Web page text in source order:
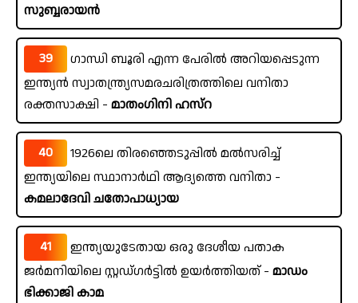
സുബ്ബരായൻ
39
ഗാന്ധി ബൂരി എന്ന പേരിൽ അറിയപ്പെടുന്ന
ഇന്ത്യൻ സ്വാതന്ത്ര്യസമരചരിത്രത്തിലെ വനിതാ
രക്തസാക്ഷി - മാതംഗിനി ഹസ്റ
40
1926ലെ തിരഞ്ഞെടുപ്പിൽ മൽസരിച്ച്
ഇന്ത്യയിലെ സ്ഥാനാർഥി ആദ്യത്തെ വനിതാ -
കമലാദേവി ചതോപാധ്യായ
41
ഇന്ത്യയുടേതായ ഒരു ദേശീയ പതാക
ജർമനിയിലെ സ്റ്റഡ്ഗർട്ടിൽ ഉയർത്തിയത് - മാഡം
ഭിക്കാജി കാമ